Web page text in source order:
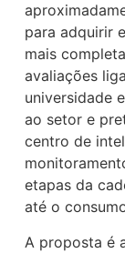
para adquirir
mais
avaliações
universidade
ao setor e
centro de
etapas da
até o
A proposta é